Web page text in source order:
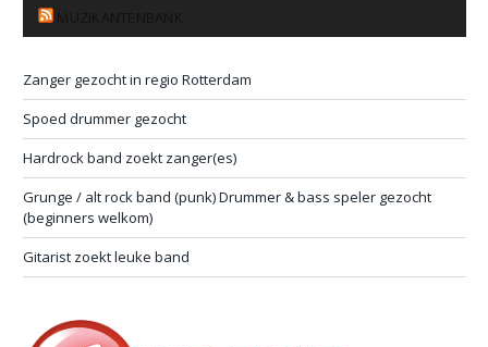
Zanger gezocht in regio Rotterdam
Spoed drummer gezocht
Hardrock band zoekt zanger(es)
Grunge / alt rock band (punk) Drummer & bass speler gezocht
(beginners welkom)
Gitarist zoekt leuke band